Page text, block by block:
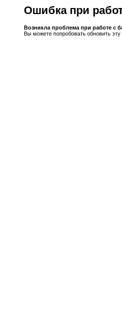
Ошибка при
Возникла проблема при работе с
Вы можете попробовать обновить эту